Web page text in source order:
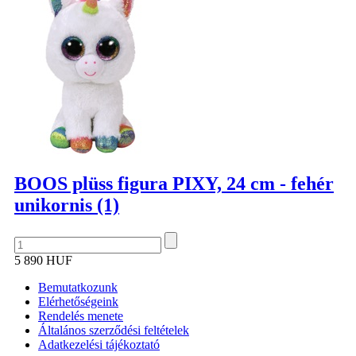
BOOS plüss figura PIXY, 24 cm - fehér
unikornis (1)
5 890 HUF
Bemutatkozunk
Elérhetőségeink
Rendelés menete
Általános szerződési feltételek
Adatkezelési tájékoztató